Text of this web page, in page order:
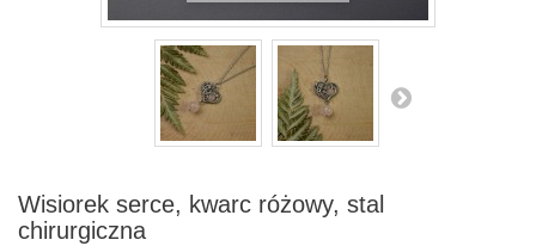
Wisiorek serce, kwarc różowy, stal
chirurgiczna